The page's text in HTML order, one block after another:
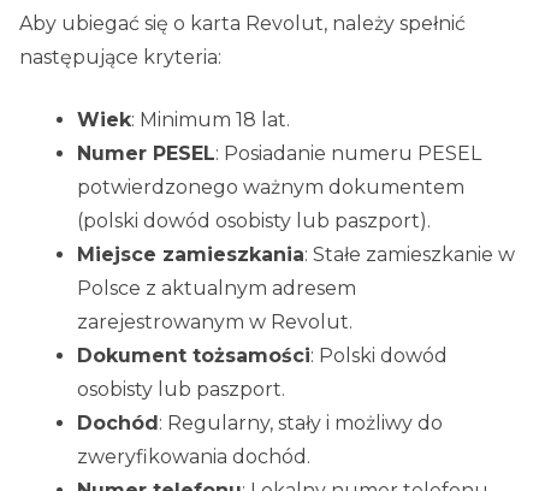
Aby ubiegać się o karta Revolut, należy spełnić
następujące kryteria:
Wiek: Minimum 18 lat.
Numer PESEL: Posiadanie numeru PESEL
potwierdzonego ważnym dokumentem
(polski dowód osobisty lub paszport).
Miejsce zamieszkania: Stałe zamieszkanie w
Polsce z aktualnym adresem
zarejestrowanym w Revolut.
Dokument tożsamości: Polski dowód
osobisty lub paszport.
Dochód : Regularny, stały i możliwy do
zweryfikowania dochód.